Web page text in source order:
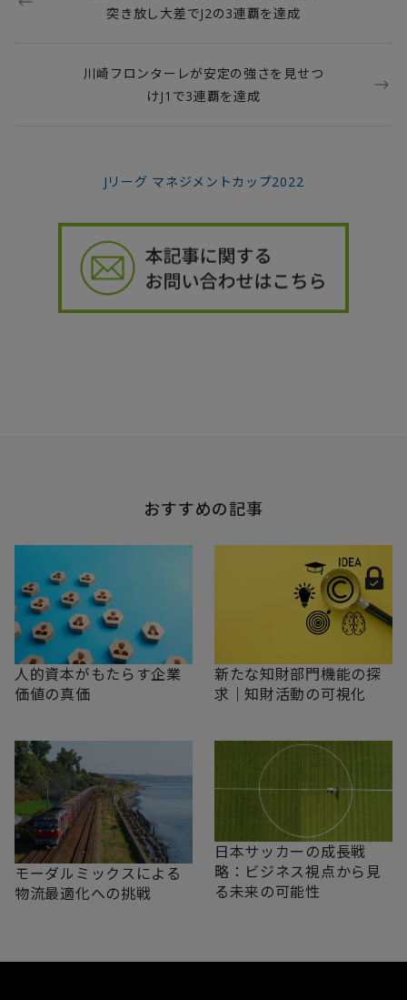
突き放し大差でJ2の3連覇を達成
川崎フロンターレが安定の強さを見せつ
けJ1で3連覇を達成
Jリーグ マネジメントカップ2022
おすすめの記事
人的資本がもたらす企業
価値の真価
新たな知財部門機能の探
求｜知財活動の可視化
モーダルミックスによる
物流最適化への挑戦
日本サッカーの成長戦
略：ビジネス視点から見
る未来の可能性